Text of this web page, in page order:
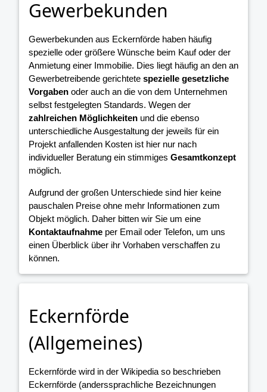
Gewerbekunden
Gewerbekunden aus Eckernförde haben häufig
spezielle oder größere Wünsche beim Kauf oder der
Anmietung einer Immobilie. Dies liegt häufig an den an
Gewerbetreibende gerichtete spezielle gesetzliche
Vorgaben oder auch an die von dem Unternehmen
selbst festgelegten Standards. Wegen der
zahlreichen Möglichkeiten und die ebenso
unterschiedliche Ausgestaltung der jeweils für ein
Projekt anfallenden Kosten ist hier nur nach
individueller Beratung ein stimmiges Gesamtkonzept
möglich.
Aufgrund der großen Unterschiede sind hier keine
pauschalen Preise ohne mehr Informationen zum
Objekt möglich. Daher bitten wir Sie um eine
Kontaktaufnahme per Email oder Telefon, um uns
einen Überblick über ihr Vorhaben verschaffen zu
können.
Eckernförde
(Allgemeines)
Eckernförde wird in der Wikipedia so beschrieben
Eckernförde (anderssprachliche Bezeichnungen